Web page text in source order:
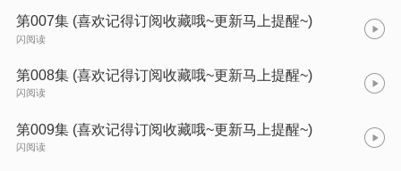
第007集 (喜欢记得订阅收藏哦~更新马上提醒~)
闪阅读
第008集 (喜欢记得订阅收藏哦~更新马上提醒~)
闪阅读
第009集 (喜欢记得订阅收藏哦~更新马上提醒~)
闪阅读